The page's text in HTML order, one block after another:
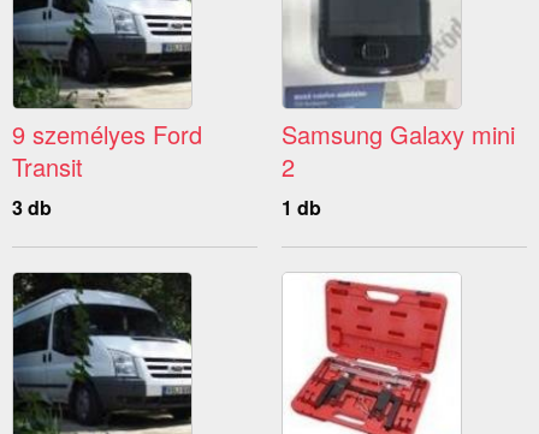
9 személyes Ford
Transit
3 db
Samsung Galaxy mini
2
1 db